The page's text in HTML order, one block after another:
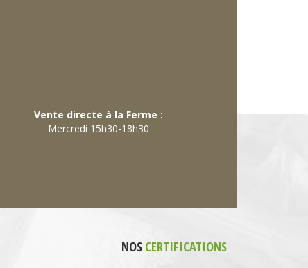
Vente directe à la Ferme :
Mercredi 15h30-18h30
NOS CERTIFICATIONS